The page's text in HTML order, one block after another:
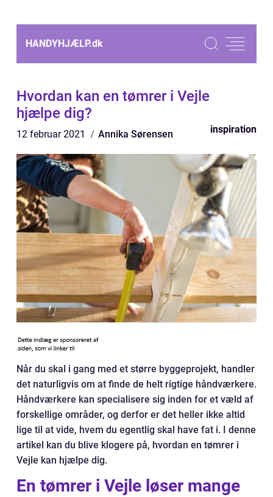
HANDYHJÆLP.dk
Hvordan kan en tømrer i Vejle
hjælpe dig?
12 februar 2021 Annika Sørensen inspiration
Når du skal i gang med et større byggeprojekt, handler
det naturligvis om at finde de helt rigtige håndværkere.
Håndværkere kan specialisere sig inden for et væld af
forskellige områder, og derfor er det heller ikke altid
lige til at vide, hvem du egentlig skal have fat i. I denne
artikel kan du blive klogere på, hvordan en tømrer i
Vejle kan hjælpe dig.
En tømrer i Vejle løser mange